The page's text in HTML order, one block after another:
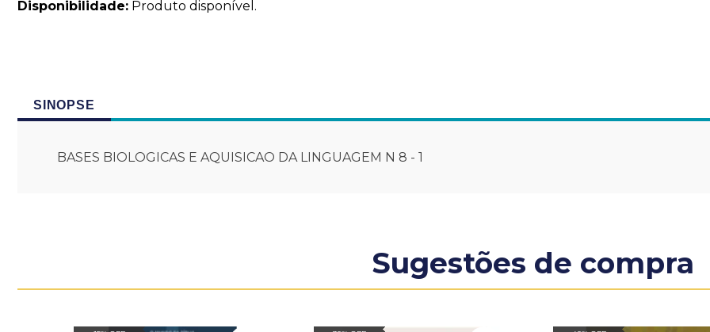
Disponibilidade: Produto disponível.
SINOPSE
BASES BIOLOGICAS E AQUISICAO DA LINGUAGEM N 8 - 1
Sugestões de compra